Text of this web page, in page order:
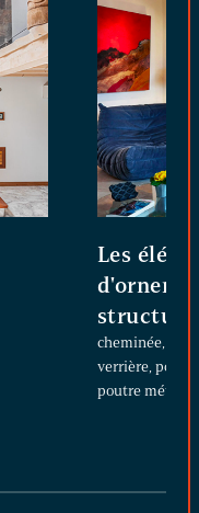
Les
structure
cheminée,
verrière,
poutre